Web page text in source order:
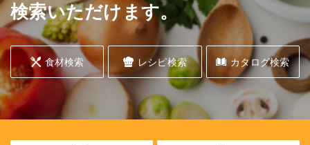
検索いただけます。
食材検索 レシピ検索 カタログ検索